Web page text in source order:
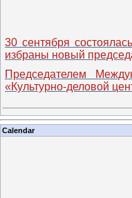
30 сентября
избраны новый
Председателем
«Культурно-деловой
Calendar